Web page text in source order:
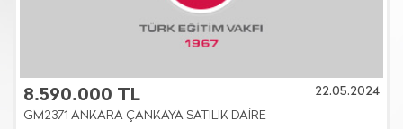
8.590.000 TL
22.05.2024
GM2371 ANKARA ÇANKAYA SATILIK DAİRE